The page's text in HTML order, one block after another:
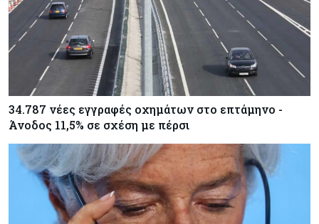
34.787 νέες εγγραφές οχημάτων στο επτάμηνο -
Άνοδος 11,5% σε σχέση με πέρσι